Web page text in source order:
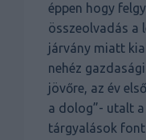
éppen hogy
összeolvadás a
járvány miatt
nehéz
jövőre, az év
a dolog”- utalt
tárgyalások